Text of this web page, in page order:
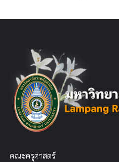
คณะครุศาสตร์